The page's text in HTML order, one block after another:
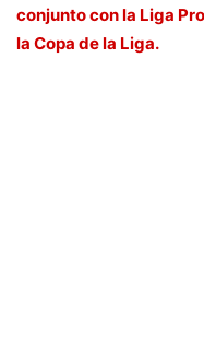
conjunto con la Liga
la Copa de la Liga.